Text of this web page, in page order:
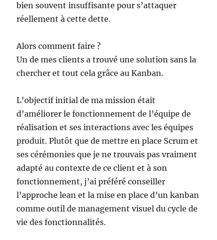
bien souvent insuffisante pour s’attaquer
réellement à cette dette.
Alors comment faire ?
Un de mes clients a trouvé une solution sans la
chercher et tout cela grâce au Kanban.
L’objectif initial de ma mission était
d’améliorer le fonctionnement de l’équipe de
réalisation et ses interactions avec les équipes
produit. Plutôt que de mettre en place Scrum et
ses cérémonies que je ne trouvais pas vraiment
adapté au contexte de ce client et à son
fonctionnement, j’ai préféré conseiller
l’approche lean et la mise en place d’un kanban
comme outil de management visuel du cycle de
vie des fonctionnalités.